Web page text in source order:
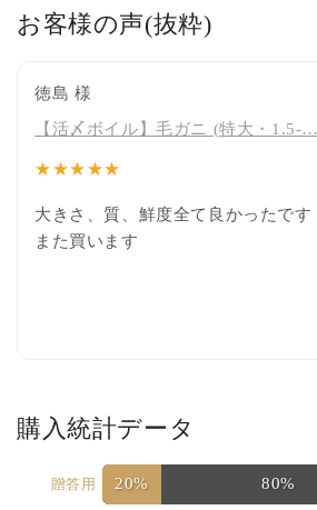
お客様の声(抜粋)
徳島 様
【活〆ボイル】毛ガニ (特大・1.5-…
★★★★★
大きさ、質、鮮度全て良かったです
また買います
購入統計データ
贈答用 20% 80%